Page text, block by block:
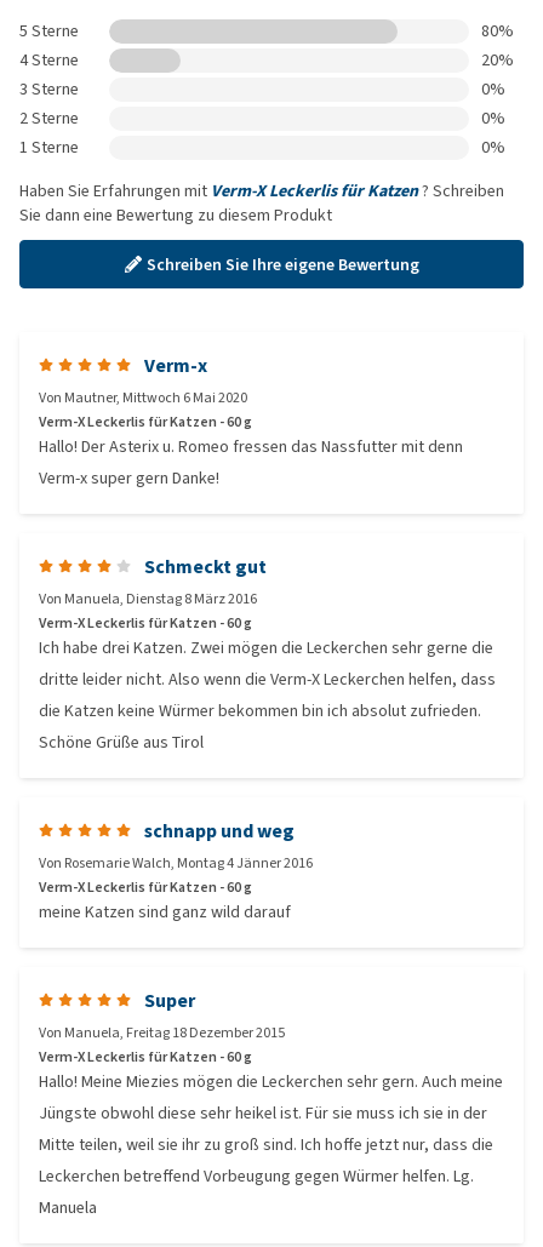
5 Sterne
80%
4 Sterne
20%
3 Sterne
0%
2 Sterne
0%
1 Sterne
0%
Haben Sie Erfahrungen mit Verm-X Leckerlis für Katzen? Schreiben
Sie dann eine Bewertung zu diesem Produkt
Schreiben Sie Ihre eigene Bewertung
Verm-x
Von Mautner, Mittwoch 6 Mai 2020
Verm-X Leckerlis für Katzen - 60 g
Hallo! Der Asterix u. Romeo fressen das Nassfutter mit denn
Verm-x super gern Danke!
Schmeckt gut
Von Manuela, Dienstag 8 März 2016
Verm-X Leckerlis für Katzen - 60 g
Ich habe drei Katzen. Zwei mögen die Leckerchen sehr gerne die
dritte leider nicht. Also wenn die Verm-X Leckerchen helfen, dass
die Katzen keine Würmer bekommen bin ich absolut zufrieden.
Schöne Grüße aus Tirol
schnapp und weg
Von Rosemarie Walch, Montag 4 Jänner 2016
Verm-X Leckerlis für Katzen - 60 g
meine Katzen sind ganz wild darauf
Super
Von Manuela, Freitag 18 Dezember 2015
Verm-X Leckerlis für Katzen - 60 g
Hallo! Meine Miezies mögen die Leckerchen sehr gern. Auch meine
Jüngste obwohl diese sehr heikel ist. Für sie muss ich sie in der
Mitte teilen, weil sie ihr zu groß sind. Ich hoffe jetzt nur, dass die
Leckerchen betreffend Vorbeugung gegen Würmer helfen. Lg.
Manuela